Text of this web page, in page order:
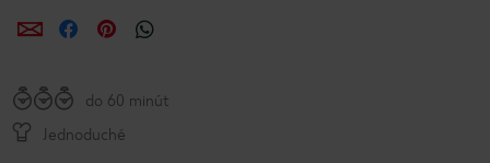
ZdieľaťZdieľaťZdieľať
do 60 minút
Jednoduché